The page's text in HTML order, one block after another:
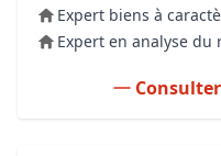
Expert biens à
Expert en analyse